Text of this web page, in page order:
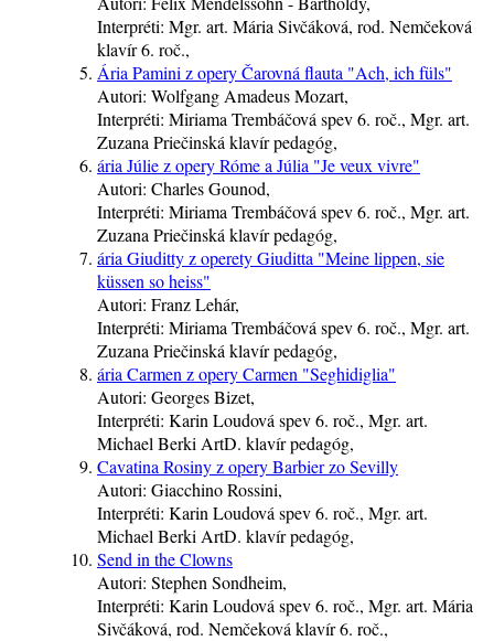
Interpréti: Mgr. art. Mária Sivčáková, rod. Nemčeková
klavír6. roč.,
Ária Pamini z opery Čarovná flauta "Ach, ich füls"
Autori: Wolfgang Amadeus Mozart,
Interpréti: Miriama Trembáčová spev6. roč., Mgr. art.
Zuzana Priečinská klavírpedagóg,
ária Júlie z opery Róme a Júlia "Je veux vivre"
Autori: Charles Gounod,
Interpréti: Miriama Trembáčová spev6. roč., Mgr. art.
Zuzana Priečinská klavírpedagóg,
ária Giuditty z operety Giuditta "Meine lippen, sie
küssen so heiss"
Autori: Franz Lehár,
Interpréti: Miriama Trembáčová spev6. roč., Mgr. art.
Zuzana Priečinská klavírpedagóg,
ária Carmen z opery Carmen "Seghidiglia"
Autori: Georges Bizet,
Interpréti: Karin Loudová spev6. roč., Mgr. art.
Michael Berki ArtD. klavírpedagóg,
Cavatina Rosiny z opery Barbier zo Sevilly
Autori: Giacchino Rossini,
Interpréti: Karin Loudová spev6. roč., Mgr. art.
Michael Berki ArtD. klavírpedagóg,
Send in the Clowns
Autori: Stephen Sondheim,
Interpréti: Karin Loudová spev6. roč., Mgr. art. Mária
Sivčáková, rod. Nemčeková klavír6. roč.,